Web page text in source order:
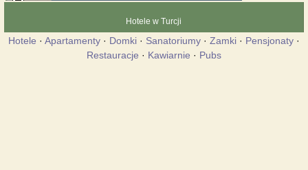
Hotel
Hotele w Turcji
Hotele · Apartamenty · Domki · Sanatoriumy · Zamki · Pensjonaty ·
Restauracje · Kawiarnie · Pubs